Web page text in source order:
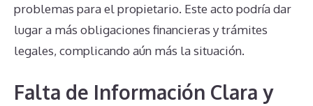
problemas para el propietario. Este acto podría dar
lugar a más obligaciones financieras y trámites
legales, complicando aún más la situación.
Falta de Información Clara y